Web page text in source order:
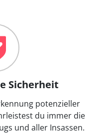
Sicherheit
potenzieller
du immer die
und aller Insassen.